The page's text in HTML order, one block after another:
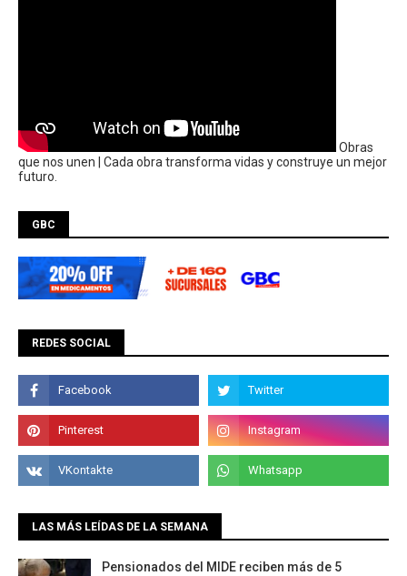
Obras
que nos unen | Cada obra transforma vidas y construye un mejor
futuro.
GBC
REDES SOCIAL
LAS MÁS LEÍDAS DE LA SEMANA
Pensionados del MIDE reciben más de 5